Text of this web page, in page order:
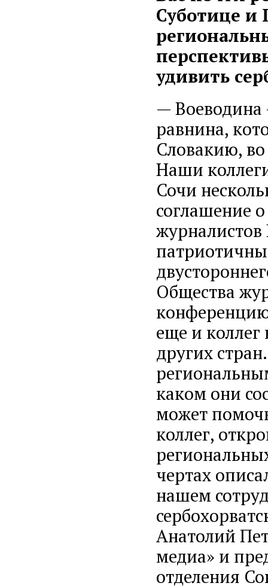
Суботице и
удивить
— Воеводина
равнина,
Словакию,
Наши
Сочи
соглашение
Общества
еще и
других
каком они
может
коллег,
чертах
нашем
Анатолий
медиа» и
отделения